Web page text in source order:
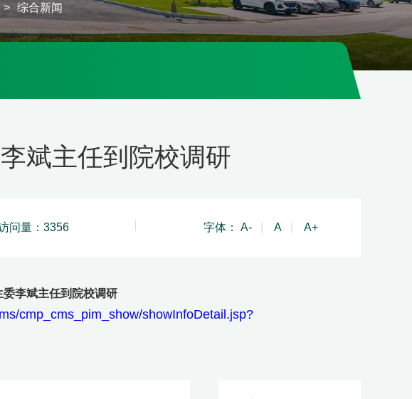
> 综合新闻
斌主任到院校调研
问量： 3356 字体： A- A A+
委李斌主任到院校调研
cmp_cms_pim_show/showInfoDetail.jsp?